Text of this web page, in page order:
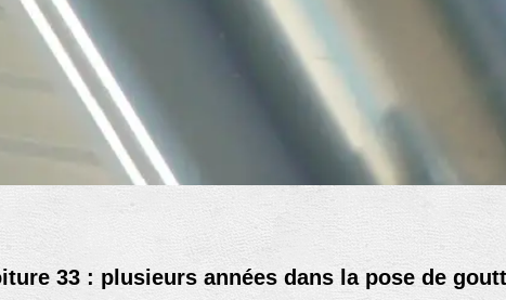
33 : plusieurs années dans la pose de